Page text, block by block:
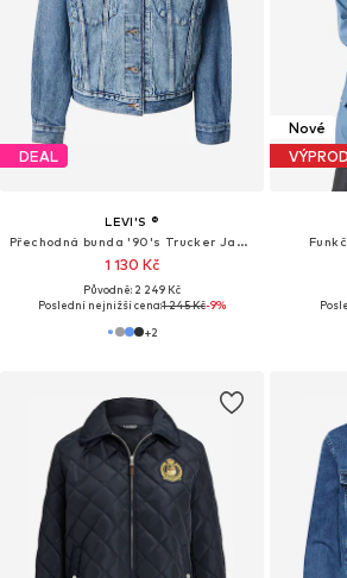
DEAL
LEVI'S ®
Přechodná bunda '90's Trucker Jacket'
1 130 Kč
Původně: 2 249 Kč
Poslední nejnižší cena:1 245 Kč-9%
+2
Nové